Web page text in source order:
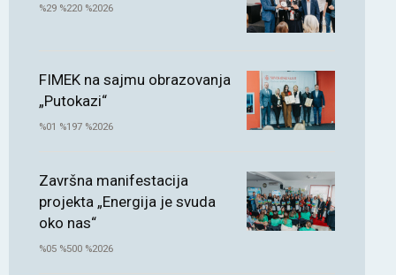
%29 %220 %2026
FIMEK na sajmu obrazovanja
„Putokazi“
%01 %197 %2026
Završna manifestacija
projekta „Energija je svuda
oko nas“
%05 %500 %2026